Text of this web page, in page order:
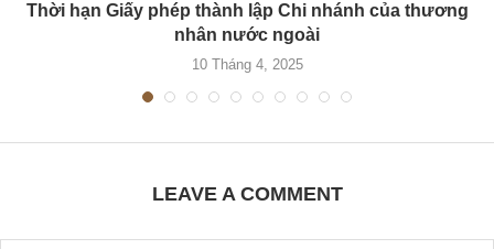
Thời hạn Giấy phép thành lập Chi nhánh của thương
nhân nước ngoài
10 Tháng 4, 2025
LEAVE A COMMENT